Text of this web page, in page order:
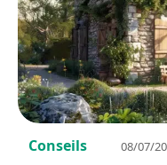
Conseils 08/07/